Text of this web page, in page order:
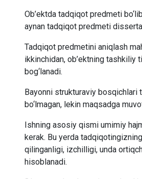
Ob’ektda tadqiqot predmeti
aynan tadqiqot predmeti
Tadqiqot predmetini aniqlash
ikkinchidan, ob’ektning tashkiliy
bog‘lanadi.
Bayonni strukturaviy bosqichlari
bo‘lmagan, lekin maqsadga
Ishning asosiy qismi umimiy
kerak. Bu yerda
qilinganligi, izchilligi, unda
hisoblanadi.